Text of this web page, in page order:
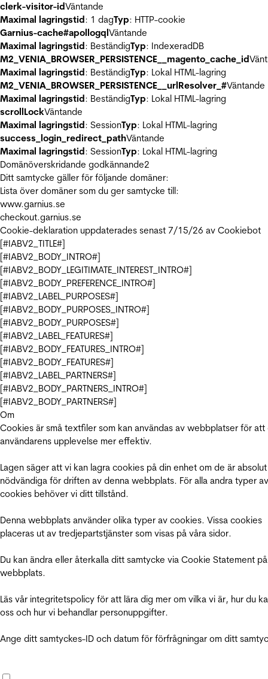
clerk-visitor-idVäntande
Maximal lagringstid: 1 dagTyp: HTTP-cookie
Garnius-cache#apollogqlVäntande
Maximal lagringstid: BeständigTyp: IndexeradDB
M2_VENIA_BROWSER_PERSISTENCE__magento_cache_id
Maximal lagringstid: BeständigTyp: Lokal HTML-lagring
M2_VENIA_BROWSER_PERSISTENCE__urlResolver_#Väntande
Maximal lagringstid: BeständigTyp: Lokal HTML-lagring
scrollLockVäntande
Maximal lagringstid: SessionTyp: Lokal HTML-lagring
success_login_redirect_pathVäntande
Maximal lagringstid: SessionTyp: Lokal HTML-lagring
Domänöverskridande godkännande2
Ditt samtycke gäller för följande domäner:
Lista över domäner som du ger samtycke till:
www.garnius.se
checkout.garnius.se
Cookie-deklaration uppdaterades senast 7/15/26 av Cookiebot
[#IABV2_TITLE#]
[#IABV2_BODY_INTRO#]
[#IABV2_BODY_LEGITIMATE_INTEREST_INTRO#]
[#IABV2_BODY_PREFERENCE_INTRO#]
[#IABV2_LABEL_PURPOSES#]
[#IABV2_BODY_PURPOSES_INTRO#]
[#IABV2_BODY_PURPOSES#]
[#IABV2_LABEL_FEATURES#]
[#IABV2_BODY_FEATURES_INTRO#]
[#IABV2_BODY_FEATURES#]
[#IABV2_LABEL_PARTNERS#]
[#IABV2_BODY_PARTNERS_INTRO#]
[#IABV2_BODY_PARTNERS#]
Om
Cookies är små textfiler som kan användas av webbplatser för att
användarens upplevelse mer effektiv.
Lagen säger att vi kan lagra cookies på din enhet om de är absolut
nödvändiga för driften av denna webbplats. För alla andra typer av
cookies behöver vi ditt tillstånd.
Denna webbplats använder olika typer av cookies. Vissa cookies
placeras ut av tredjepartstjänster som visas på våra sidor.
Du kan ändra eller återkalla ditt samtycke via Cookie Statement
webbplats.
Läs vår integritetspolicy för att lära dig mer om vilka vi är, hur du
oss och hur vi behandlar personuppgifter.
Ange ditt samtyckes-ID och datum för förfrågningar om ditt